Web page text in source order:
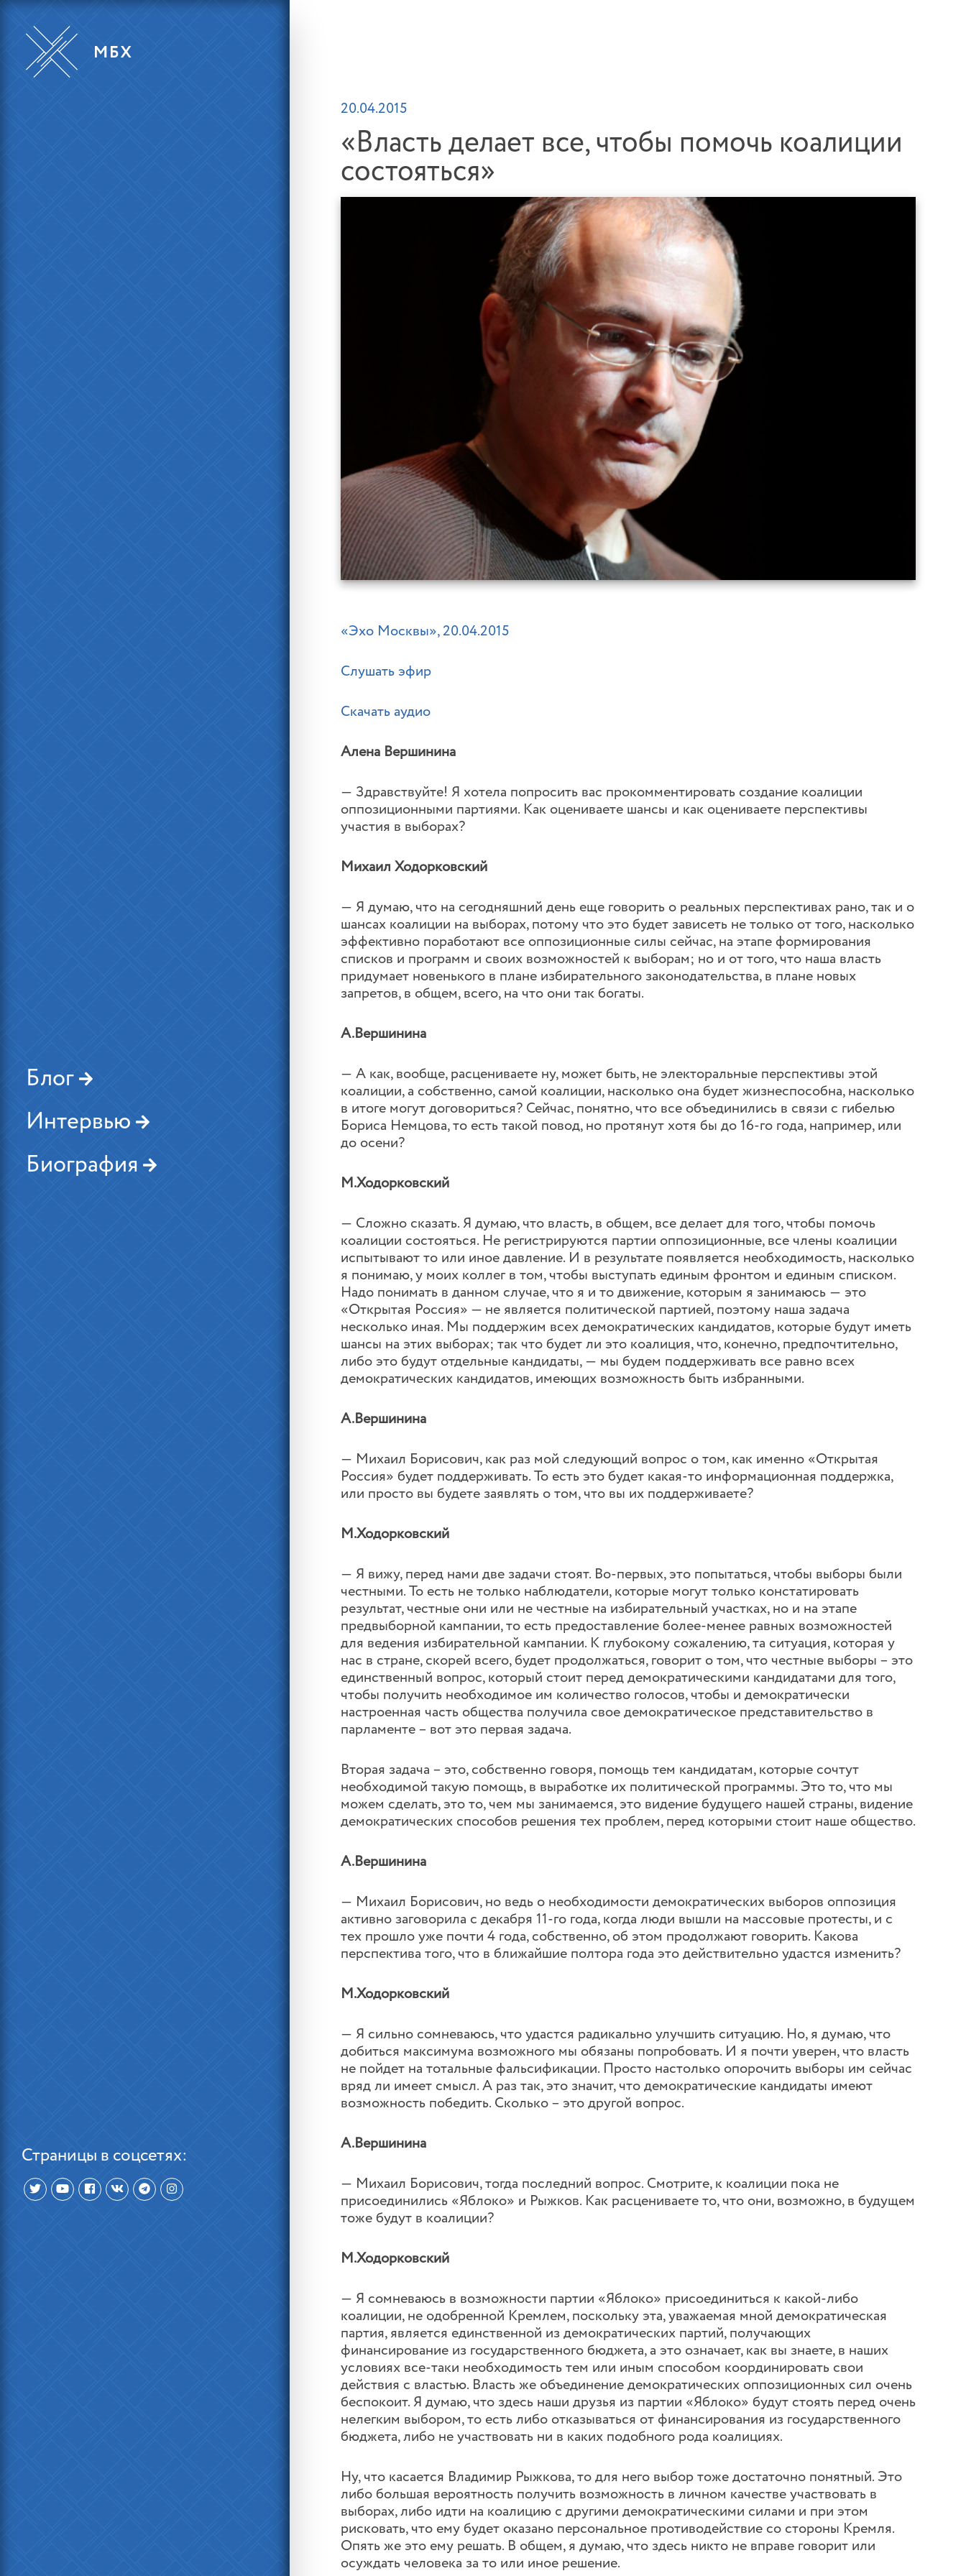
Блог
Интервью
Биография
Страницы в соцсетях:
20.04.2015
«Власть делает все, чтобы помочь коалиции
состояться»
«Эхо Москвы», 20.04.2015
Слушать эфир
Скачать аудио
Алена Вершинина
― Здравствуйте! Я хотела попросить вас прокомментировать создание коалиции
оппозиционными партиями. Как оцениваете шансы и как оцениваете перспективы
участия в выборах?
Михаил Ходорковский
― Я думаю, что на сегодняшний день еще говорить о реальных перспективах рано, так и о
шансах коалиции на выборах, потому что это будет зависеть не только от того, насколько
эффективно поработают все оппозиционные силы сейчас, на этапе формирования
списков и программ и своих возможностей к выборам; но и от того, что наша власть
придумает новенького в плане избирательного законодательства, в плане новых
запретов, в общем, всего, на что они так богаты.
А.Вершинина
― А как, вообще, расцениваете ну, может быть, не электоральные перспективы этой
коалиции, а собственно, самой коалиции, насколько она будет жизнеспособна, насколько
в итоге могут договориться? Сейчас, понятно, что все объединились в связи с гибелью
Бориса Немцова, то есть такой повод, но протянут хотя бы до 16-го года, например, или
до осени?
М.Ходорковский
― Сложно сказать. Я думаю, что власть, в общем, все делает для того, чтобы помочь
коалиции состояться. Не регистрируются партии оппозиционные, все члены коалиции
испытывают то или иное давление. И в результате появляется необходимость, насколько
я понимаю, у моих коллег в том, чтобы выступать единым фронтом и единым списком.
Надо понимать в данном случае, что я и то движение, которым я занимаюсь ― это
«Открытая Россия» — не является политической партией, поэтому наша задача
несколько иная. Мы поддержим всех демократических кандидатов, которые будут иметь
шансы на этих выборах; так что будет ли это коалиция, что, конечно, предпочтительно,
либо это будут отдельные кандидаты, ― мы будем поддерживать все равно всех
демократических кандидатов, имеющих возможность быть избранными.
А.Вершинина
― Михаил Борисович, как раз мой следующий вопрос о том, как именно «Открытая
Россия» будет поддерживать. То есть это будет какая-то информационная поддержка,
или просто вы будете заявлять о том, что вы их поддерживаете?
М.Ходорковский
― Я вижу, перед нами две задачи стоят. Во-первых, это попытаться, чтобы выборы были
честными. То есть не только наблюдатели, которые могут только констатировать
результат, честные они или не честные на избирательный участках, но и на этапе
предвыборной кампании, то есть предоставление более-менее равных возможностей
для ведения избирательной кампании. К глубокому сожалению, та ситуация, которая у
нас в стране, скорей всего, будет продолжаться, говорит о том, что честные выборы – это
единственный вопрос, который стоит перед демократическими кандидатами для того,
чтобы получить необходимое им количество голосов, чтобы и демократически
настроенная часть общества получила свое демократическое представительство в
парламенте – вот это первая задача.
Вторая задача – это, собственно говоря, помощь тем кандидатам, которые сочтут
необходимой такую помощь, в выработке их политической программы. Это то, что мы
можем сделать, это то, чем мы занимаемся, это видение будущего нашей страны, видение
демократических способов решения тех проблем, перед которыми стоит наше общество.
А.Вершинина
― Михаил Борисович, но ведь о необходимости демократических выборов оппозиция
активно заговорила с декабря 11-го года, когда люди вышли на массовые протесты, и с
тех прошло уже почти 4 года, собственно, об этом продолжают говорить. Какова
перспектива того, что в ближайшие полтора года это действительно удастся изменить?
М.Ходорковский
― Я сильно сомневаюсь, что удастся радикально улучшить ситуацию. Но, я думаю, что
добиться максимума возможного мы обязаны попробовать. И я почти уверен, что власть
не пойдет на тотальные фальсификации. Просто настолько опорочить выборы им сейчас
вряд ли имеет смысл. А раз так, это значит, что демократические кандидаты имеют
возможность победить. Сколько – это другой вопрос.
А.Вершинина
― Михаил Борисович, тогда последний вопрос. Смотрите, к коалиции пока не
присоединились «Яблоко» и Рыжков. Как расцениваете то, что они, возможно, в будущем
тоже будут в коалиции?
М.Ходорковский
― Я сомневаюсь в возможности партии «Яблоко» присоединиться к какой-либо
коалиции, не одобренной Кремлем, поскольку эта, уважаемая мной демократическая
партия, является единственной из демократических партий, получающих
финансирование из государственного бюджета, а это означает, как вы знаете, в наших
условиях все-таки необходимость тем или иным способом координировать свои
действия с властью. Власть же объединение демократических оппозиционных сил очень
беспокоит. Я думаю, что здесь наши друзья из партии «Яблоко» будут стоять перед очень
нелегким выбором, то есть либо отказываться от финансирования из государственного
бюджета, либо не участвовать ни в каких подобного рода коалициях.
Ну, что касается Владимир Рыжкова, то для него выбор тоже достаточно понятный. Это
либо большая вероятность получить возможность в личном качестве участвовать в
выборах, либо идти на коалицию с другими демократическими силами и при этом
рисковать, что ему будет оказано персональное противодействие со стороны Кремля.
Опять же это ему решать. В общем, я думаю, что здесь никто не вправе говорит или
осуждать человека за то или иное решение.